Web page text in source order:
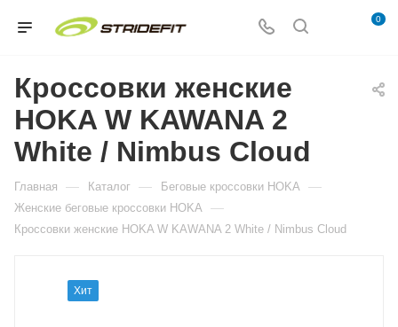
0
Кроссовки женские
HOKA W KAWANA 2
White / Nimbus Cloud
Главная — Каталог — Беговые кроссовки HOKA —
Женские беговые кроссовки HOKA —
Кроссовки женские HOKA W KAWANA 2 White / Nimbus Cloud
Хит